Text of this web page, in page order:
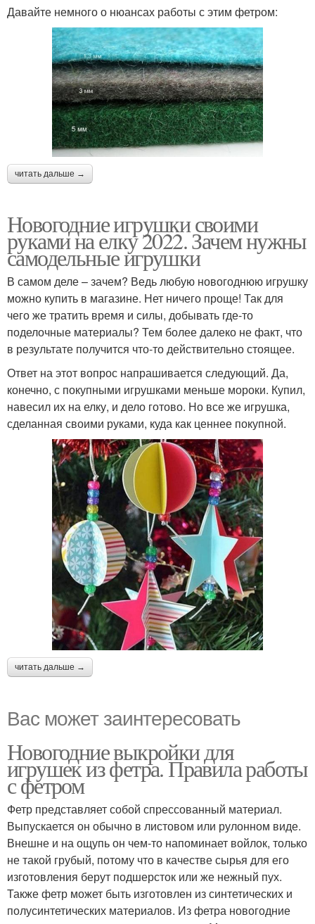
Давайте немного о нюансах работы с этим фетром:
читать дальше →
Новогодние игрушки своими
руками на елку 2022. Зачем нужны
самодельные игрушки
В самом деле – зачем? Ведь любую новогоднюю игрушку
можно купить в магазине. Нет ничего проще! Так для
чего же тратить время и силы, добывать где-то
поделочные материалы? Тем более далеко не факт, что
в результате получится что-то действительно стоящее.
Ответ на этот вопрос напрашивается следующий. Да,
конечно, с покупными игрушками меньше мороки. Купил,
навесил их на елку, и дело готово. Но все же игрушка,
сделанная своими руками, куда как ценнее покупной.
читать дальше →
Вас может заинтересовать
Новогодние выкройки для
игрушек из фетра. Правила работы
с фетром
Фетр представляет собой спрессованный материал.
Выпускается он обычно в листовом или рулонном виде.
Внешне и на ощупь он чем-то напоминает войлок, только
не такой грубый, потому что в качестве сырья для его
изготовления берут подшерсток или же нежный пух.
Также фетр может быть изготовлен из синтетических и
полусинтетических материалов. Из фетра новогодние